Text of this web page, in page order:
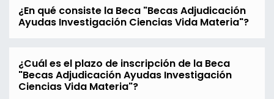
¿En qué consiste la Beca "Becas Adjudicación
Ayudas Investigación Ciencias Vida Materia"?
¿Cuál es el plazo de inscripción de la Beca
"Becas Adjudicación Ayudas Investigación
Ciencias Vida Materia"?